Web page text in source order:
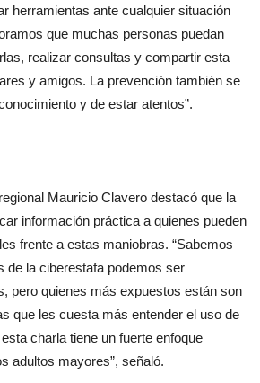
herramientas ante cualquier situación
que muchas personas puedan
realizar consultas y compartir esta
y amigos. La prevención también se
y de estar atentos”.
Mauricio Clavero destacó que la
información práctica a quienes pueden
frente a estas maniobras. “Sabemos
de la ciberestafa podemos ser
pero quienes más expuestos están son
que les cuesta más entender el uso de
charla tiene un fuerte enfoque
adultos mayores”, señaló.